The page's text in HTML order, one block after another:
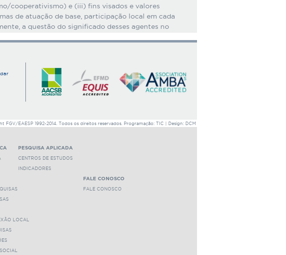
cooperativismo) e (iii) fins visados e valores
de atuação de base, participação local em cada
a questão do significado desses agentes no
FGV/EAESP 1992-2014. Todos os direitos reservados. Programação: TIC | Design: DCM
PESQUISA APLICADA
CENTROS DE ESTUDOS
INDICADORES
LOCAL
FALE CONOSCO
FALE CONOSCO